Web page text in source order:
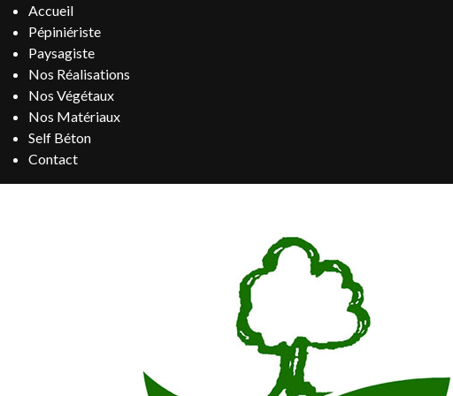
Accueil
Pépiniériste
Paysagiste
Nos Réalisations
Nos Végétaux
Nos Matériaux
Self Béton
Contact